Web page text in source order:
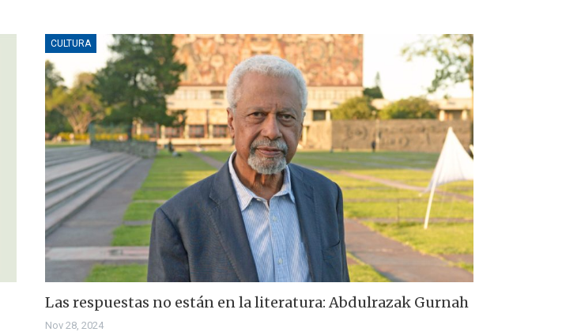
CULTURA
Las respuestas no están en la literatura: Abdulrazak Gurnah
Nov 28, 2024